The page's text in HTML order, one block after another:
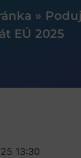
»
EÚ 2025
13:30